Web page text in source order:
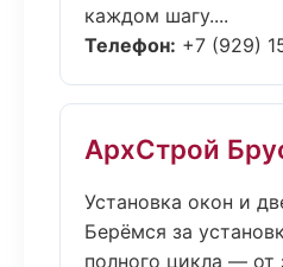
каждом шагу....
Телефон: +7 (929)
АрхСтрой
Установка окон и
Берёмся за
полного цикла — от